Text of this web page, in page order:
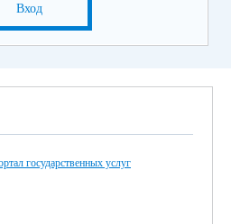
Вход
государственных услуг